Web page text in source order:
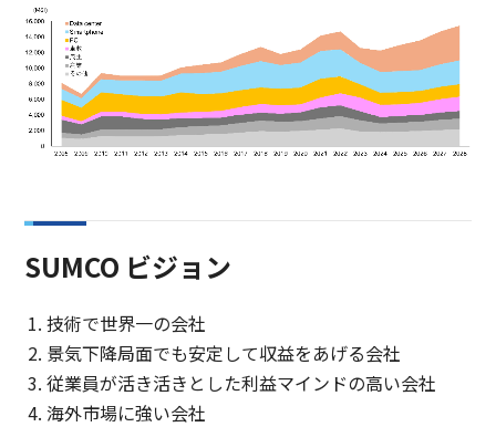
SUMCO ビジョン
技術で世界一の会社
景気下降局面でも安定して収益をあげる会社
従業員が活き活きとした利益マインドの高い会社
海外市場に強い会社